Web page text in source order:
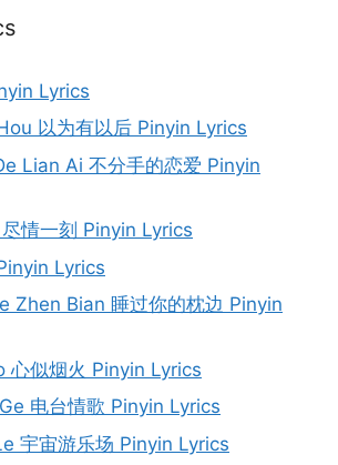
Lyrics
以为有以后 Pinyin Lyrics
Lian Ai 不分手的恋爱 Pinyin
情一刻 Pinyin Lyrics
Lyrics
Zhen Bian 睡过你的枕边 Pinyin
心似烟火 Pinyin Lyrics
电台情歌 Pinyin Lyrics
宇宙游乐场 Pinyin Lyrics